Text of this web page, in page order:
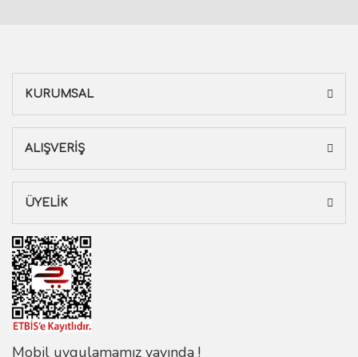
KURUMSAL
ALIŞVERİŞ
ÜYELİK
Mobil uygulamamız yayında !